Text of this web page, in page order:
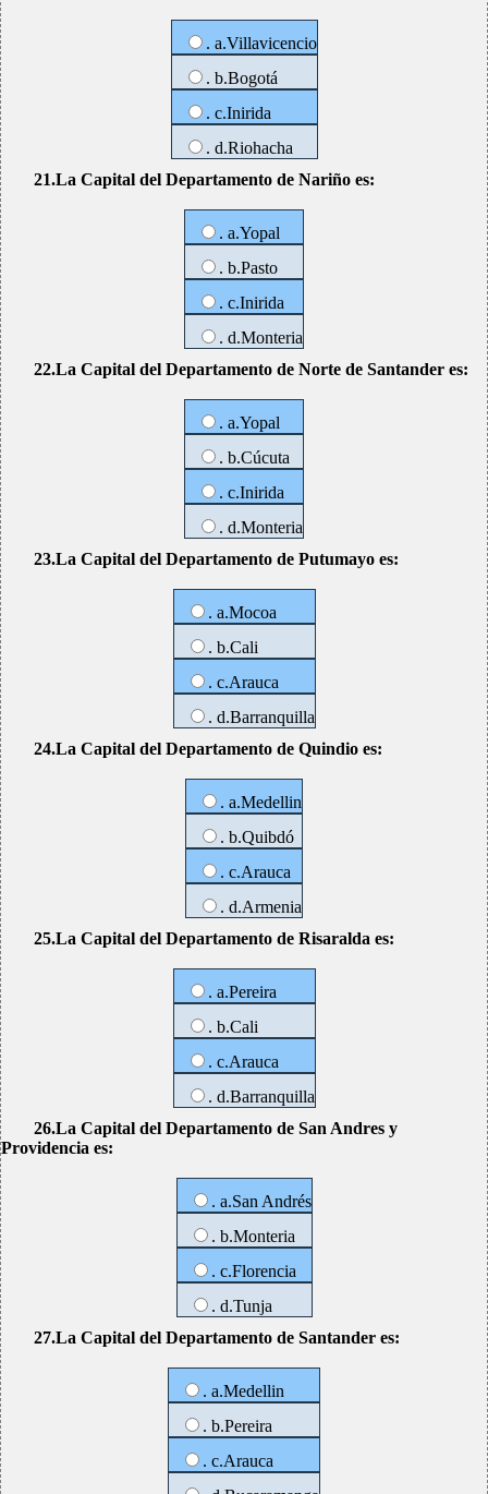
. a.Villavicencio
. b.Bogotá
. c.Inirida
. d.Riohacha
21.La Capital del Departamento de Nariño es:
. a.Yopal
. b.Pasto
. c.Inirida
. d.Monteria
22.La Capital del Departamento de Norte de Santander es:
. a.Yopal
. b.Cúcuta
. c.Inirida
. d.Monteria
23.La Capital del Departamento de Putumayo es:
. a.Mocoa
. b.Cali
. c.Arauca
. d.Barranquilla
24.La Capital del Departamento de Quindio es:
. a.Medellin
. b.Quibdó
. c.Arauca
. d.Armenia
25.La Capital del Departamento de Risaralda es:
. a.Pereira
. b.Cali
. c.Arauca
. d.Barranquilla
26.La Capital del Departamento de San Andres y
Providencia es:
. a.San Andrés
. b.Monteria
. c.Florencia
. d.Tunja
27.La Capital del Departamento de Santander es:
. a.Medellin
. b.Pereira
. c.Arauca